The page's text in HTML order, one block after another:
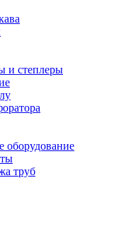
и степлеры
оборудование
труб